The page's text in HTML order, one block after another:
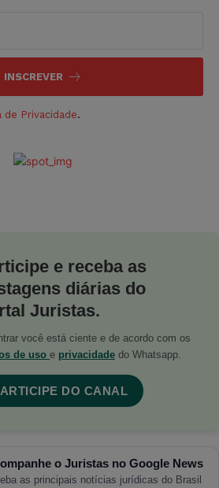
INSCREVER
de Privacidade.
e receba as
diárias do
Juristas.
você está ciente e de acordo com os
de uso e privacidade do Whatsapp.
DO CANAL
o Juristas no Google News
as principais notícias jurídicas do Brasil